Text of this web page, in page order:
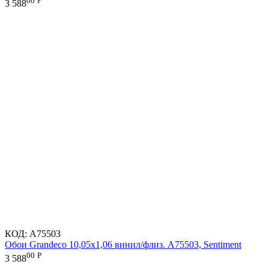
3 588
КОД: A75503
Обои Grandeco 10,05х1,06 винил/флиз. A75503, Sentiment
3 58800 Р